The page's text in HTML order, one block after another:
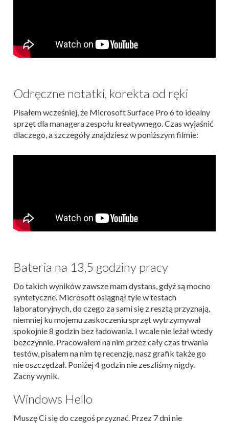
Odręczne notatki, korekta od ręki
Pisałem wcześniej, że Microsoft Surface Pro 6 to idealny
sprzęt dla managera zespołu kreatywnego. Czas wyjaśnić
dlaczego, a szczegóły znajdziesz w poniższym filmie:
Bateria na 13,5 godziny pracy
Do takich wyników zawsze mam dystans, gdyż są mocno
syntetyczne. Microsoft osiągnął tyle w testach
laboratoryjnych, do czego za sami się z resztą przyznają,
niemniej ku mojemu zaskoczeniu sprzęt wytrzymywał
spokojnie 8 godzin bez ładowania. I wcale nie leżał wtedy
bezczynnie. Pracowałem na nim przez cały czas trwania
testów, pisałem na nim tę recenzję, nasz grafik także go
nie oszczędzał. Poniżej 4 godzin nie zeszliśmy nigdy.
Zacny wynik.
Windows Hello
Muszę Ci się do czegoś przyznać. Przez 7 dni nie